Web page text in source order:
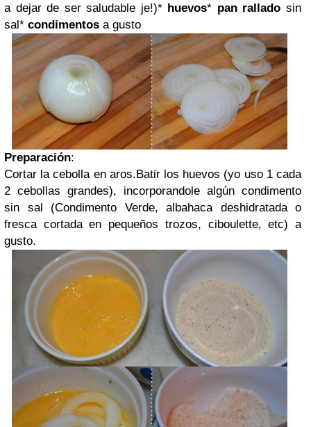
a dejar de ser saludable je!)* huevos* pan rallado sin
sal* condimentos a gusto
Preparación:
Cortar la cebolla en aros. Batir los huevos (yo uso 1 cada
2 cebollas grandes), incorporandole algún condimento
sin sal (Condimento Verde, albahaca deshidratada o
fresca cortada en pequeños trozos, ciboulette, etc) a
gusto.